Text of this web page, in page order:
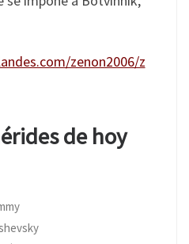
zenon2006/z
de hoy